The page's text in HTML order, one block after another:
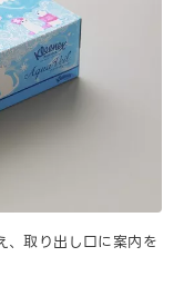
、取り出し口に案内を